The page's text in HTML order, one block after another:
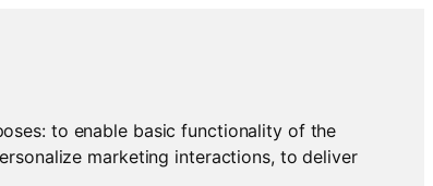
to enable basic functionality of the
marketing interactions, to deliver